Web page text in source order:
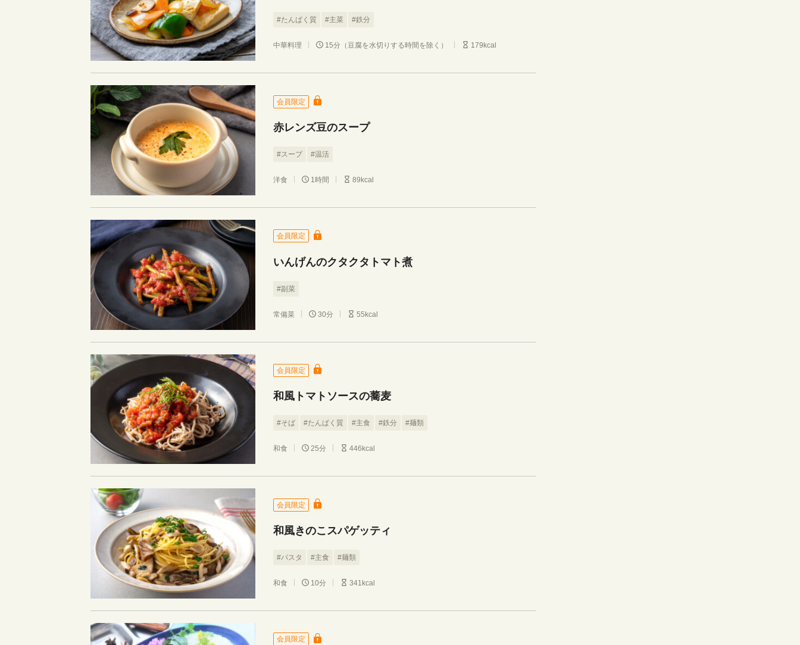
#たんぱく質 #主菜 #鉄分
中華料理 15分（豆腐を水切りする時間を除く） 179kcal
会員限定
赤レンズ豆のスープ
#スープ #温活
洋食 1時間 89kcal
会員限定
いんげんのクタクタトマト煮
#副菜
常備菜 30分 55kcal
会員限定
和風トマトソースの蕎麦
#そば #たんぱく質 #主食 #鉄分 #麺類
和食 25分 446kcal
会員限定
和風きのこスパゲッティ
#パスタ #主食 #麺類
和食 10分 341kcal
会員限定